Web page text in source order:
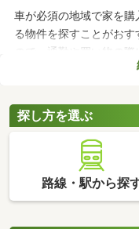
車が必須の地域で家を
る物件を探すことがお
ので、通勤や買い物の
車場2台分以上を備えて
トをチェックしましょう
探し方を選ぶ
路線・駅から探